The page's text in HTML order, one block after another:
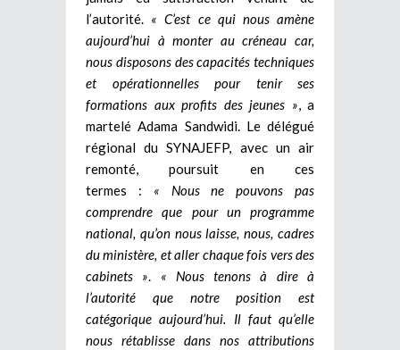
l’autorité. « C’est ce qui nous amène
aujourd’hui à monter au créneau car,
nous disposons des capacités techniques
et opérationnelles pour tenir ses
formations aux profits des jeunes » , a
martelé Adama Sandwidi. Le délégué
régional du SYNAJEFP, avec un air
remonté, poursuit en ces
termes : « Nous ne pouvons pas
comprendre que pour un programme
national, qu’on nous laisse, nous, cadres
du ministère, et aller chaque fois vers des
cabinets »
« Nous tenons à dire à
l’autorité que notre position est
catégorique aujourd’hui. Il faut qu’elle
nous rétablisse dans nos attributions